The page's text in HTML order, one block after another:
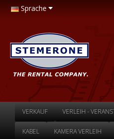
Sprache
VERKAUF VERLEIH -
KABEL KAMERA VERLEIH